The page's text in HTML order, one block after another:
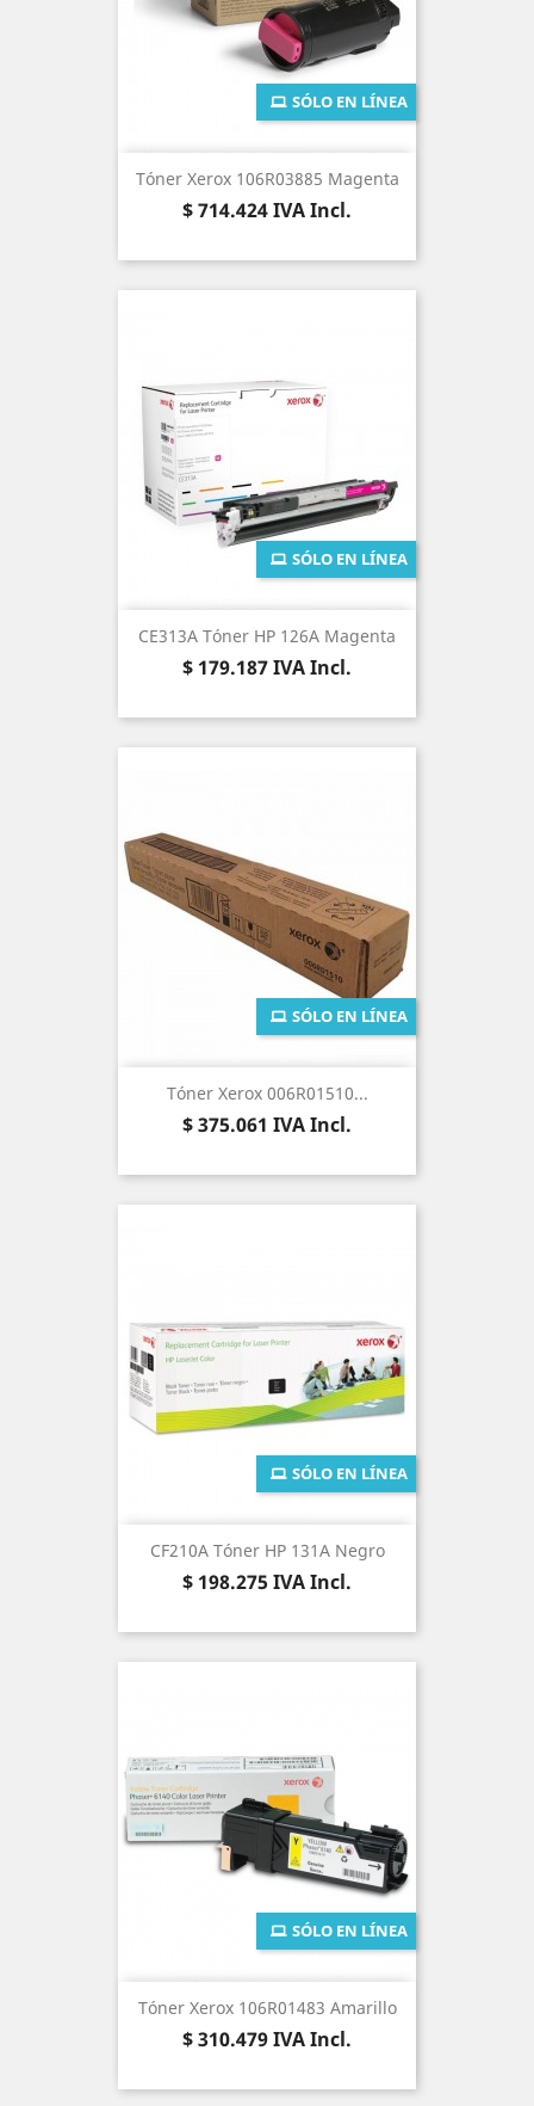
Tóner Xerox 106R03885 Magenta
Precio
$ 714.424IVA Incl.
SÓLO EN LÍNEA
CE313A Tóner HP 126A Magenta
Precio
$ 179.187IVA Incl.
SÓLO EN LÍNEA
Tóner Xerox 006R01510...
Precio
$ 375.061 IVA Incl.
SÓLO EN LÍNEA
CF210A Tóner HP 131A Negro
Precio
$ 198.275IVA Incl.
SÓLO EN LÍNEA
Tóner Xerox 106R01483 Amarillo
Precio
$ 310.479IVA Incl.
SÓLO EN LÍNEA